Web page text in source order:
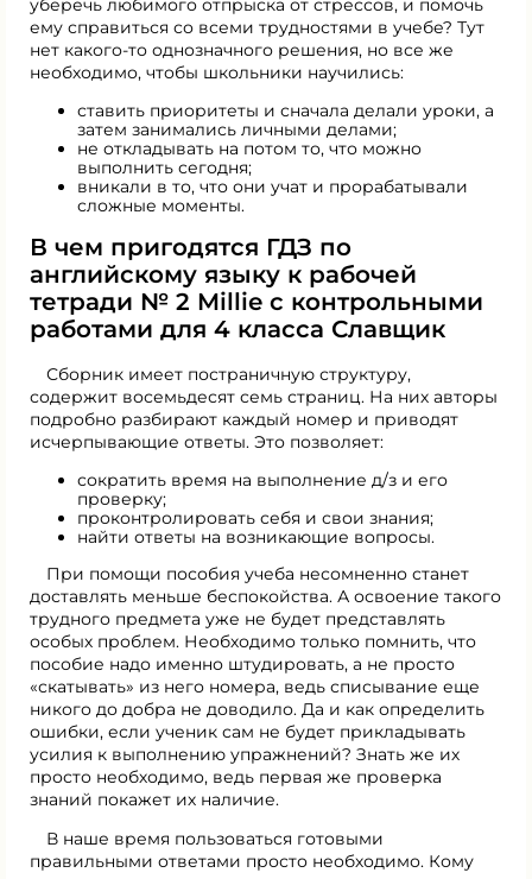
уберечь любимого отпрыска от стрессов, и помочь
ему справиться со всеми трудностями в учебе? Тут
нет какого-то однозначного решения, но все же
необходимо, чтобы школьники научились:
ставить приоритеты и сначала делали уроки, а
затем занимались личными делами;
не откладывать на потом то, что можно
выполнить сегодня;
вникали в то, что они учат и прорабатывали
сложные моменты.
В чем пригодятся ГДЗ по
английскому языку к рабочей
тетради № 2 Millie с контрольными
работами для 4 класса Славщик
Сборник имеет постраничную структуру,
содержит восемьдесят семь страниц. На них авторы
подробно разбирают каждый номер и приводят
исчерпывающие ответы. Это позволяет:
сократить время на выполнение д/з и его
проверку;
проконтролировать себя и свои знания;
найти ответы на возникающие вопросы.
При помощи пособия учеба несомненно станет
доставлять меньше беспокойства. А освоение такого
трудного предмета уже не будет представлять
особых проблем. Необходимо только помнить, что
пособие надо именно штудировать, а не просто
«скатывать» из него номера, ведь списывание еще
никого до добра не доводило. Да и как определить
ошибки, если ученик сам не будет прикладывать
усилия к выполнению упражнений? Знать же их
просто необходимо, ведь первая же проверка
знаний покажет их наличие.
В наше время пользоваться готовыми
правильными ответами просто необходимо. Кому